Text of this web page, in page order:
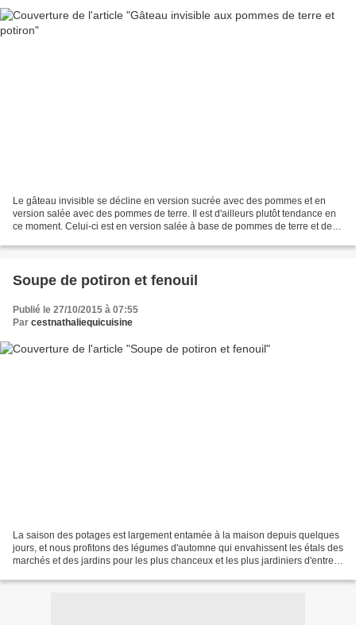
Le gâteau invisible se décline en version sucrée avec des pommes et en
version salée avec des pommes de terre. Il est d'ailleurs plutôt tendance en
ce moment. Celui-ci est en version salée à base de pommes de terre et de
Soupe de potiron et fenouil
Publié le 27/10/2015 à 07:55
Par cestnathaliequicuisine
La saison des potages est largement entamée à la maison depuis quelques
jours, et nous profitons des légumes d'automne qui envahissent les étals des
marchés et des jardins pour les plus chanceux et les plus jardiniers d'entre